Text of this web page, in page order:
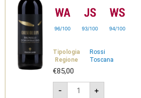
96/100 93/100 94/100
Tipologia
Rossi
Regione
Toscana
€85,00
-
Poggio
Landi +